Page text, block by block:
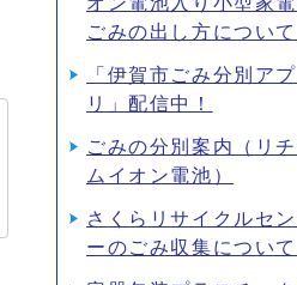
ごみの出し方について
「伊賀市ごみ分別アプ
リ」配信中！
ごみの分別案内（リチ
ムイオン電池）
さくらリサイクルセン
ーのごみ収集について